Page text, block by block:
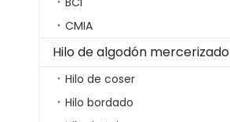
CMIA
Hilo de algodón mercerizado
Hilo de coser
Hilo bordado